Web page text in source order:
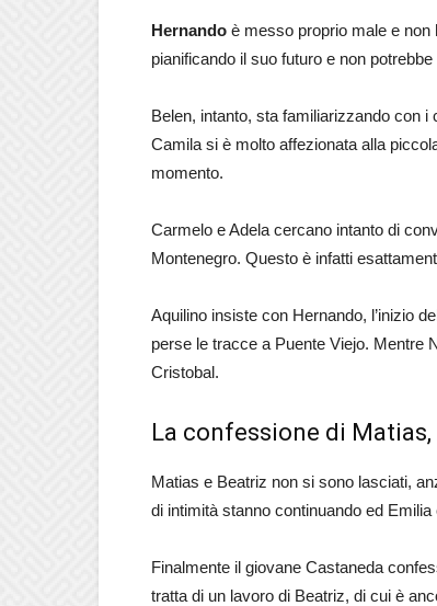
Hernando è messo proprio male e non
pianificando il suo futuro e non
Belen, intanto, sta familiarizzando con i
Camila si è molto affezionata alla
momento.
Carmelo e Adela cercano intanto di
Montenegro. Questo è infatti
Aquilino insiste con Hernando, l’inizio
perse le tracce a Puente Viejo. Mentre
Cristobal.
La confessione di
Matias e Beatriz non si sono lasciati,
di intimità stanno continuando ed Emilia
Finalmente il giovane Castaneda
tratta di un lavoro di Beatriz, di cui è